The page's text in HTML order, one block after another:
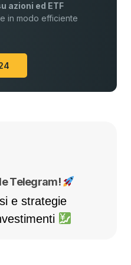
azioni ed ETF
in modo efficiente
Telegram!
e strategie